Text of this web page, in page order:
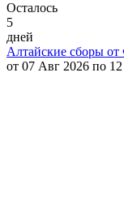
Осталось
5
дней
Алтайские сборы
от 07 Авг 2026 по